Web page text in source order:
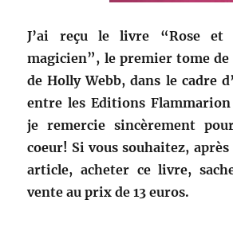
J’ai reçu le livre “Rose et
magicien”, le premier tome de
de Holly Webb, dans le cadre
entre les Editions
je remercie sincèrement
coeur! Si vous souhaitez,
article, acheter ce livre,
vente au prix de 13 euros.